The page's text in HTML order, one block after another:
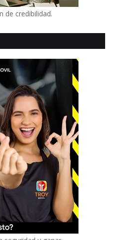
de credibilidad.